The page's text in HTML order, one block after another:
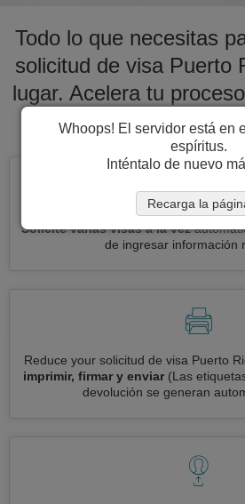
Todo lo que necesitas
solicitud de visa Puerto
lugar. Acelera tu
visa para
Solicite varias visas a la vez
de ingresar información
Reduce your solicitud de visa Puerto
imprimir, firmar y enviar (Las
devolución se generan
Whoops! El servidor está en
espíritus.
Inténtalo de nuevo
Recarga la